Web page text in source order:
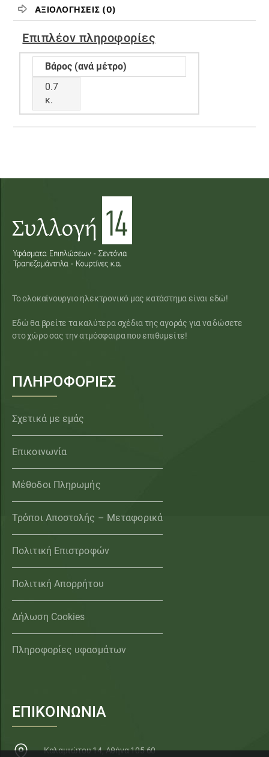
ΑΞΙΟΛΟΓΉΣΕΙΣ (0)
Επιπλέον πληροφορίες
Βάρος (ανά μέτρο)
0.7
κ.
Το ολοκαίνουργιο ηλεκτρονικό μας κατάστημα είναι εδώ!
Εδώ θα βρείτε τα καλύτερα σχέδια της αγοράς για να δώσετε
στο χώρο σας την ατμόσφαιρα που επιθυμείτε!
ΠΛΗΡΟΦΟΡΙΕΣ
Σχετικά με εμάς
Επικοινωνία
Μέθοδοι Πληρωμής
Τρόποι Αποστολής – Μεταφορικά
Πολιτική Επιστροφών
Πολιτική Απορρήτου
Δήλωση Cookies
Πληροφορίες υφασμάτων
ΕΠΙΚΟΙΝΩΝΙΑ
Καλαμιώτου 14, Αθήνα 105 60